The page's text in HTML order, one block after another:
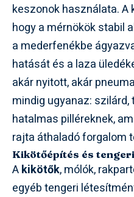
keszonok használata.
hogy a mérnökök stabil
a mederfenékbe
hatását és a laza
akár nyitott, akár
mindig ugyanaz:
hatalmas pilléreknek,
rajta áthaladó forgalom
Kikötőépítés és
Akikötők, mólók,
egyéb tengeri